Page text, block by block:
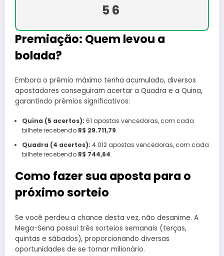
56
Premiação: Quem levou a
bolada?
Embora o prêmio máximo tenha acumulado, diversos
apostadores conseguiram acertar a Quadra e a Quina,
garantindo prêmios significativos:
Quina (5 acertos): 61 apostas vencedoras, com cada
bilhete recebendo R$ 29.711,79.
Quadra (4 acertos): 4.012 apostas vencedoras, com cada
bilhete recebendo R$ 744,64.
Como fazer sua aposta para o
próximo sorteio
Se você perdeu a chance desta vez, não desanime. A
Mega-Sena possui três sorteios semanais (terças,
quintas e sábados), proporcionando diversas
oportunidades de se tornar milionário.